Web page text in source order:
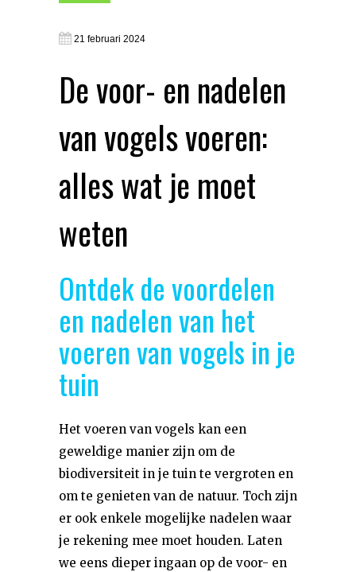
21 februari 2024
De voor- en nadelen
van vogels voeren:
alles wat je moet
weten
Ontdek de voordelen
en nadelen van het
voeren van vogels in je
tuin
Het voeren van vogels kan een
geweldige manier zijn om de
biodiversiteit in je tuin te vergroten en
om te genieten van de natuur. Toch zijn
er ook enkele mogelijke nadelen waar
je rekening mee moet houden. Laten
we eens dieper ingaan op de voor- en